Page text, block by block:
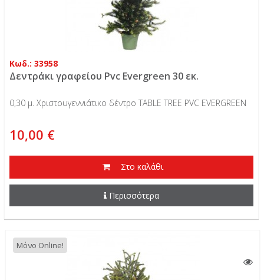
Κωδ.: 33958
Δεντράκι γραφείου Pvc Evergreen 30 εκ.
0,30 μ. Χριστουγεννιάτικο δέντρο TABLE TREE PVC EVERGREEN
10,00 €
Στο καλάθι
Περισσότερα
Μόνο Online!